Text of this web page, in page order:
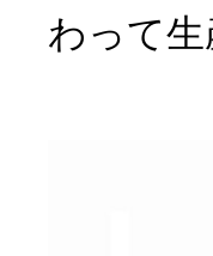
わって